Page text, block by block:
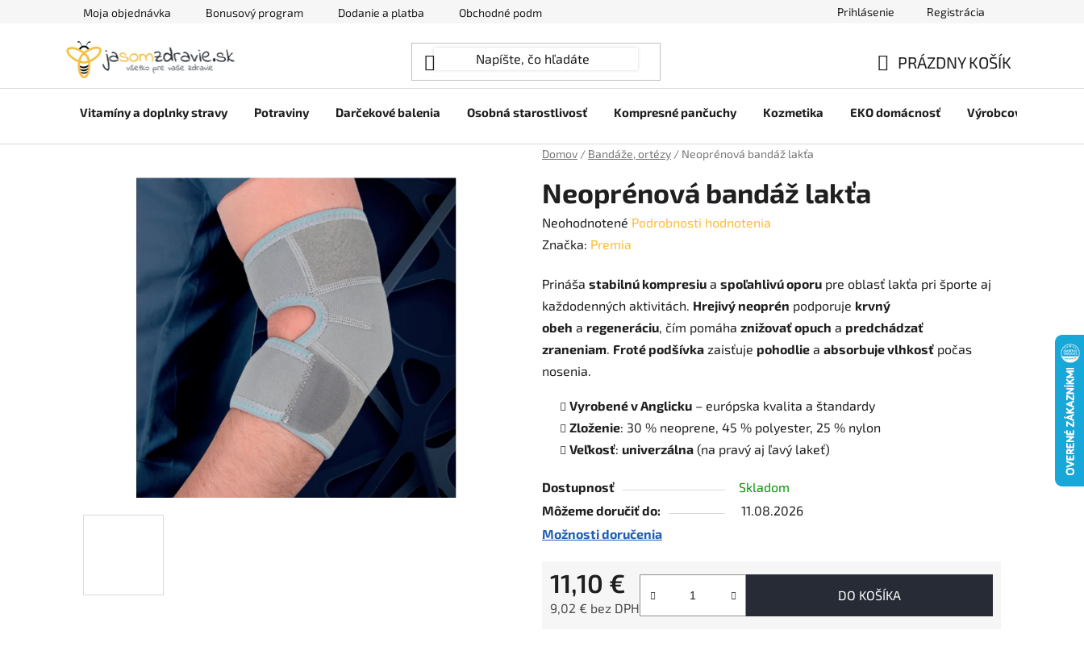
Moja objednávka Bonusový program Dodanie a platba Obchodné podmienky Prihlásenie Registrácia
KOŠÍK
PRÁZDNY KOŠÍK
Vitamíny a doplnky stravy Potraviny Darčekové balenia Osobná starostlivosť Kompresné pančuchy Kozmetika EKO domácnosť Výrobcovia
Domov / Bandáže, ortézy / Neoprénová bandáž lakťa
Neoprénová bandáž lakťa
Priemerné
hodnotenie
je
0,0
z
5
hviezdičiek.
Neohodnotené Podrobnosti hodnotenia
Značka: Premia
Prináša stabilnú kompresiu a spoľahlivú oporu pre oblasť lakťa pri športe aj
každodenných aktivitách. Hrejivý neoprén podporuje krvný
obeh a regeneráciu, čím pomáha znižovať opuch a predchádzať
zraneniam. Froté podšívka zaisťuje pohodlie a absorbuje vlhkosť počas
nosenia.
Vyrobené v Anglicku – európska kvalita a štandardy
Zloženie: 30 % neoprene, 45 % polyester, 25 % nylon
Veľkosť: univerzálna (na pravý aj ľavý lakeť)
Dostupnosť
Skladom
Môžeme doručiť do:
11.08.2026
Možnosti doručenia
11,10 €
9,02 € bez DPH
DO KOŠÍKA